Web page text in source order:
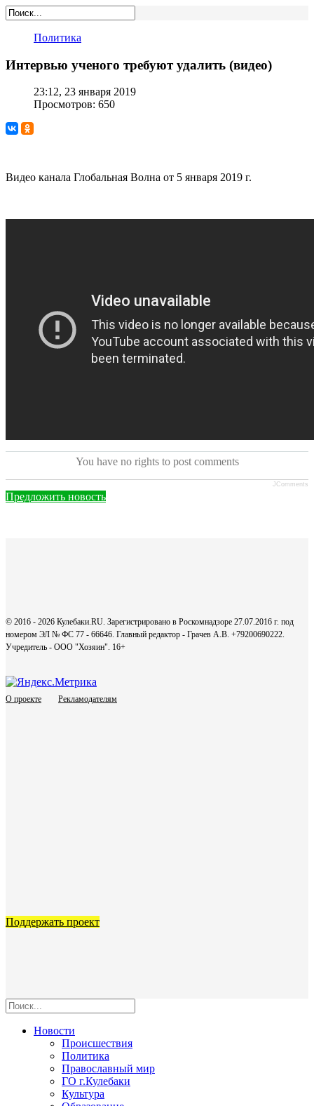
Политика
Интервью ученого требуют удалить (видео)
23:12, 23 января 2019
Просмотров: 650
Видео канала Глобальная Волна от 5 января 2019 г.
You have no rights to post comments
JComments
Предложить новость
© 2016 - 2026 Кулебаки.RU. Зарегистрировано в Роскомнадзоре 27.07.2016 г. под
номером ЭЛ № ФС 77 - 66646. Главный редактор - Грачев А.В. +79200690222.
Учредитель - ООО "Хозяин". 16+
О проекте Рекламодателям
Поддержать проект
Новости
Происшествия
Политика
Православный мир
ГО г.Кулебаки
Культура